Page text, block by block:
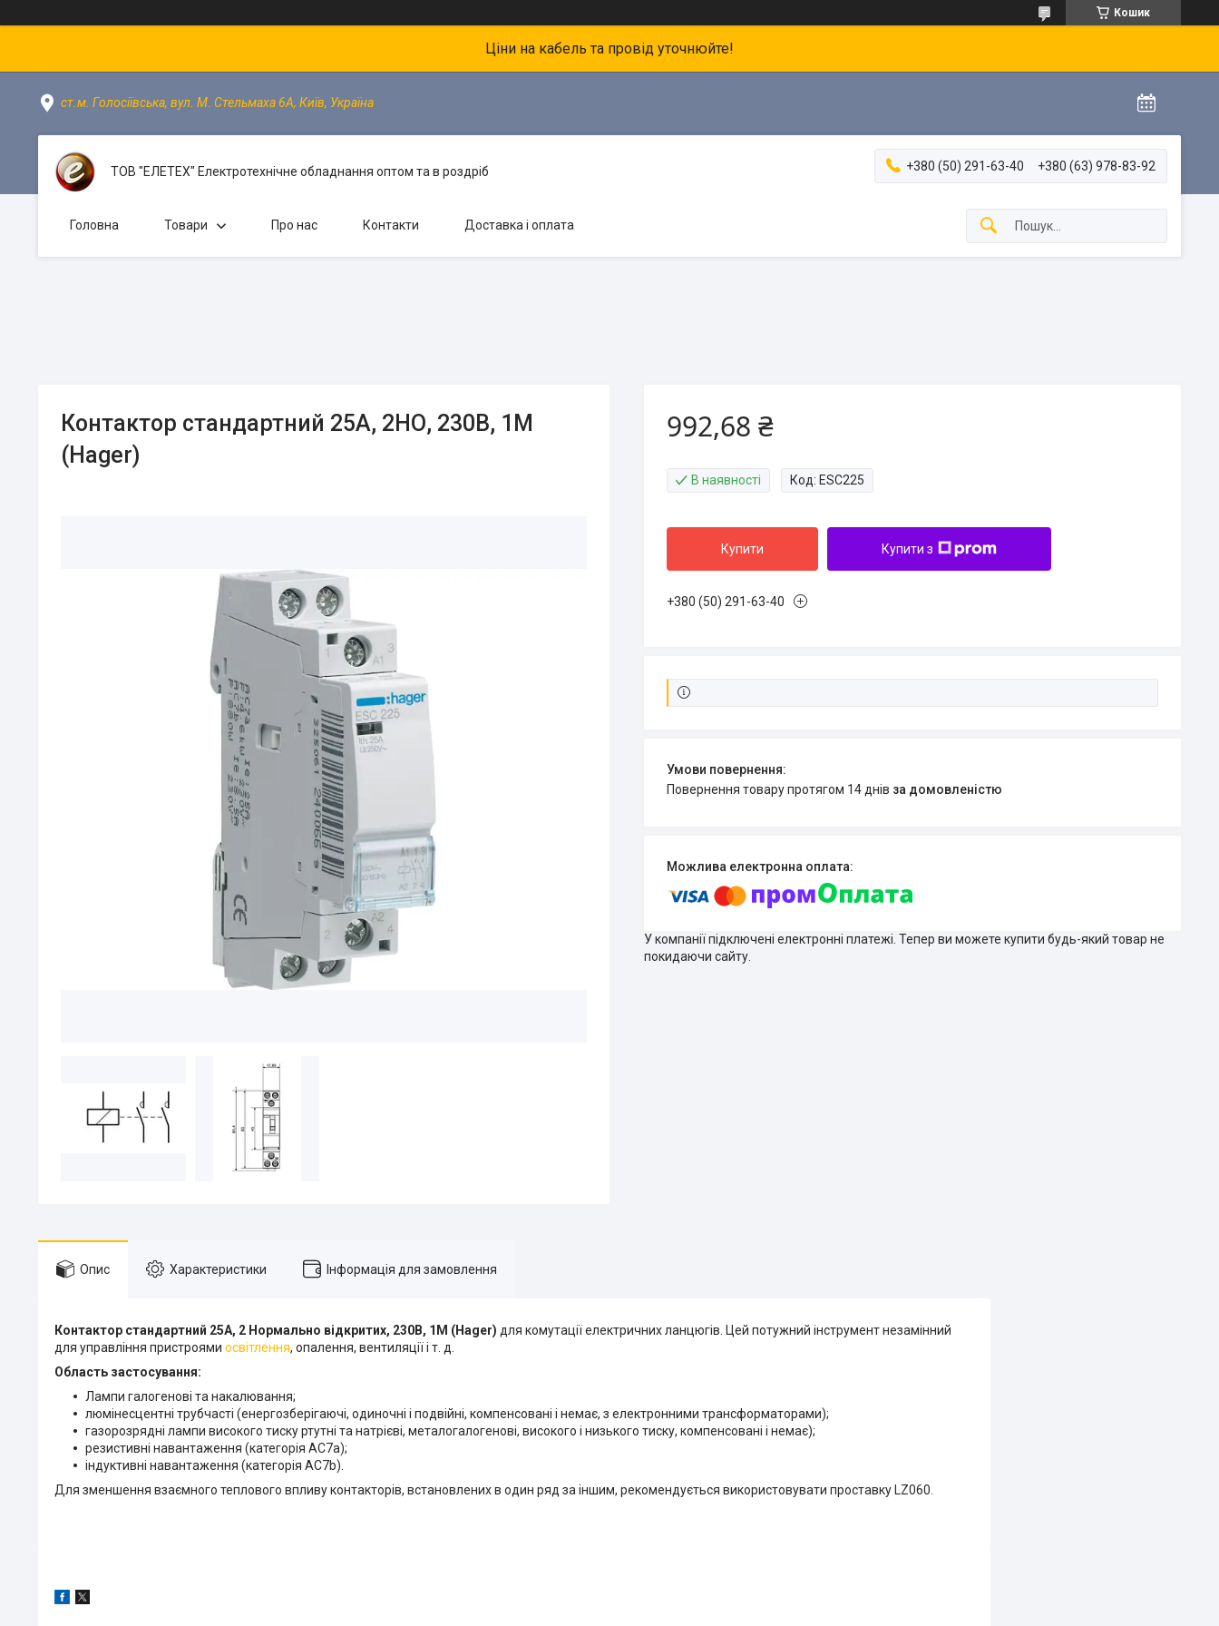
Кошик
Ціни на кабель та провід уточнюйте!
ст.м. Голосіївська, вул. М. Стельмаха 6А, Київ, Україна
ТОВ "ЕЛЕТЕХ" Електротехнічне обладнання оптом та в роздріб +380 (50) 291-63-40 +380 (63) 978-83-92
Головна Товари Про нас Контакти Доставка і оплата
Контактор стандартний 25А, 2НО, 230В, 1М
(Hager)
992,68 ₴
В наявності Код: ESC225
Купити Купити з
+380 (50) 291-63-40
повернення товару протягом 14 днів за домовленістю
У компанії підключені електронні платежі. Тепер ви можете купити будь-який товар не
покидаючи сайту.
Опис Характеристики Інформація для замовлення
Контактор стандартний 25А, 2 Нормально відкритих, 230В, 1М (Hager) для комутації електричних ланцюгів. Цей потужний інструмент незамінний
для управління пристроями освітлення, опалення, вентиляції і т. д.
Область застосування:
Лампи галогенові та накалювання;
люмінесцентні трубчасті (енергозберігаючі, одиночні і подвійні, компенсовані і немає, з електронними трансформаторами);
газорозрядні лампи високого тиску ртутні та натрієві, металогалогенові, високого і низького тиску, компенсовані і немає);
резистивні навантаження (категорія АС7а);
індуктивні навантаження (категорія АС7b).
Для зменшення взаємного теплового впливу контакторів, встановлених в один ряд за іншим, рекомендується використовувати проставку LZ060.